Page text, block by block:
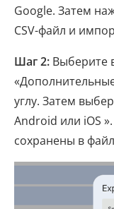
Google. Затем
CSV-файл и
Шаг 2: Выберите
углу. Затем
Android или iOS
сохранены в